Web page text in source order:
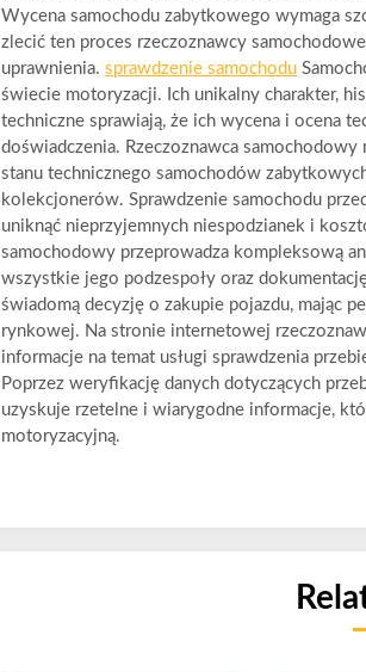
Wycena samochodu zabytkowego wymaga
zlecić ten proces rzeczoznawcy
uprawnienia. sprawdzenie samochodu
świecie motoryzacji. Ich unikalny charakter,
techniczne sprawiają, że ich wycena i ocena
doświadczenia. Rzeczoznawca
stanu technicznego samochodów
kolekcjonerów. Sprawdzenie samochodu
uniknąć nieprzyjemnych niespodzianek i
samochodowy przeprowadza kompleksową
wszystkie jego podzespoły oraz
świadomą decyzję o zakupie pojazdu, mając
rynkowej. Na stronie internetowej
informacje na temat usługi sprawdzenia
Poprzez weryfikację danych dotyczących
uzyskuje rzetelne i wiarygodne informacje,
motoryzacyjną.